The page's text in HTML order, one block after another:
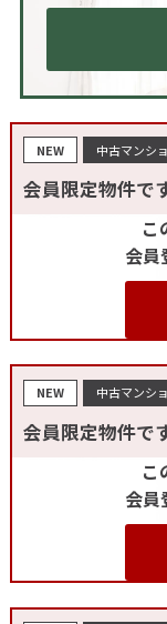
NEW 中古マンシ
会員限定物件で
こ
会員
NEW 中古マンシ
会員限定物件で
こ
会員